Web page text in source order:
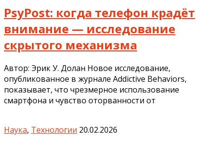
PsyPost: когда телефон крадёт
внимание — исследование
скрытого механизма
Автор: Эрик У. Долан Новое исследование,
опубликованное в журнале Addictive Behaviors,
показывает, что чрезмерное использование
смартфона и чувство оторванности от
Наука, Технологии 20.02.2026